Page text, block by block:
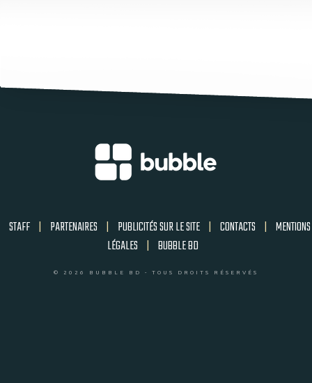
STAFF | PARTENAIRES | PUBLICITÉS SUR LE SITE | CONTACTS | MENTIONS
LÉGALES | BUBBLE BD
© 2026 BUBBLE BD - TOUS DROITS RÉSERVÉS